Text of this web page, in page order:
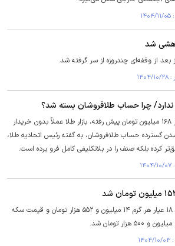
شد
بعد از وقفه‌ای چندروزه از سر گرفته شد.
در حالی که قیمت سکه تا مرز ۱۶۸ میلیون تومان پیش رفته، بازار طلا عملاً بدون خریدار
گسترده حساب طلافروشان، به گفته رئیس اتحادیه طلا،
کرده بلکه صنف را در بلاتکلیفی کامل فرو برده است.
امروز در بازار آزاد قیمت طلای ۱۸ عیار هر گرم ۱۴ میلیون و ۵۵۲ هزار تومان و قیمت سکه